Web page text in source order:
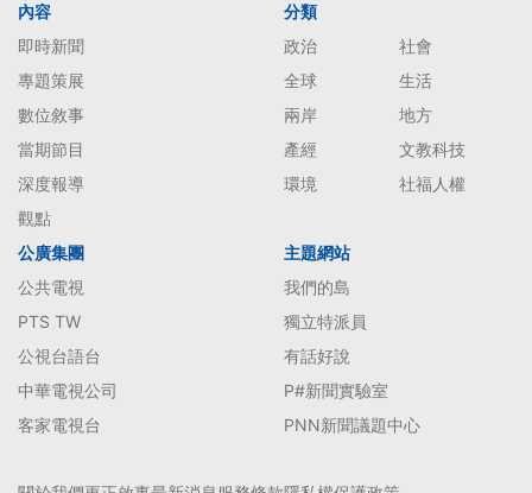
內容
即時新聞
專題策展
數位敘事
當期節目
深度報導
觀點
分類
政治
社會
全球
生活
兩岸
地方
產經
文教科技
環境
社福人權
公廣集團
公共電視
PTS TW
公視台語台
中華電視公司
客家電視台
主題網站
我們的島
獨立特派員
有話好說
P#新聞實驗室
PNN新聞議題中心